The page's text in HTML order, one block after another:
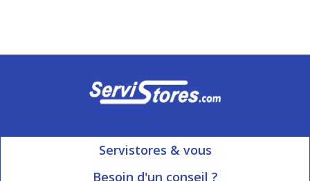
Servistores & vous
Mon compte
Besoin d'un conseil ?